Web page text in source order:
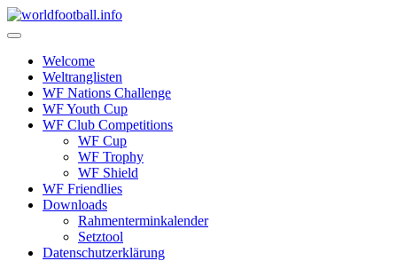
Skip
to
Welcome
Weltranglisten
WF Nations Challenge
WF Youth Cup
WF Club Competitions
WF Cup
WF Trophy
WF Shield
WF Friendlies
Downloads
Rahmenterminkalender
Setztool
Datenschutzerklärung